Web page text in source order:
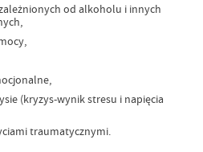
od alkoholu i innych
(kryzys-wynik stresu i napięcia
traumatycznymi.